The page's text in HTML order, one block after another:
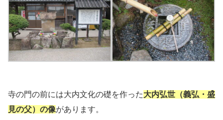
寺の門の前には大内文化の礎を作った大内弘世（義弘・盛
見の父）の像があります。